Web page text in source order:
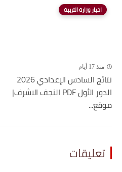
اخبار وزارة التربية
منذ 17 أيام
نتائج السادس الإعدادي 2026
الدور الأول PDF النجف الاشرف|
موقع...
تعليقات